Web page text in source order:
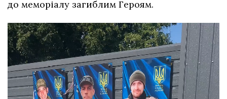
до меморіалу загиблим Героям.